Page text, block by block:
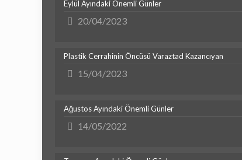
Eylül Ayındaki Önemli Günler
20/04/2023
Plastik Cerrahinin Öncüsü Varaztad Kazancıyan
15/04/2023
Ağustos Ayındaki Önemli Günler
14/05/2022